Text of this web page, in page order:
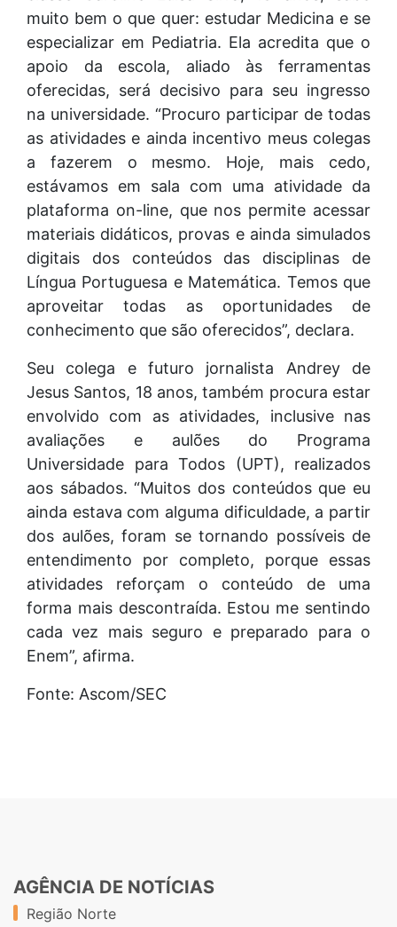
muito bem o que quer: estudar Medicina e se
especializar em Pediatria. Ela acredita que o
apoio da escola, aliado às ferramentas
oferecidas, será decisivo para seu ingresso
na universidade. “Procuro participar de todas
as atividades e ainda incentivo meus colegas
a fazerem o mesmo. Hoje, mais cedo,
estávamos em sala com uma atividade da
plataforma on-line, que nos permite acessar
materiais didáticos, provas e ainda simulados
digitais dos conteúdos das disciplinas de
Língua Portuguesa e Matemática. Temos que
aproveitar todas as oportunidades de
conhecimento que são oferecidos”, declara.
Seu colega e futuro jornalista Andrey de
Jesus Santos, 18 anos, também procura estar
envolvido com as atividades, inclusive nas
avaliações e aulões do Programa
Universidade para Todos (UPT), realizados
aos sábados. “Muitos dos conteúdos que eu
ainda estava com alguma dificuldade, a partir
dos aulões, foram se tornando possíveis de
entendimento por completo, porque essas
atividades reforçam o conteúdo de uma
forma mais descontraída. Estou me sentindo
cada vez mais seguro e preparado para o
Enem”, afirma.
Fonte: Ascom/SEC
AGÊNCIA DE NOTÍCIAS
Região Norte